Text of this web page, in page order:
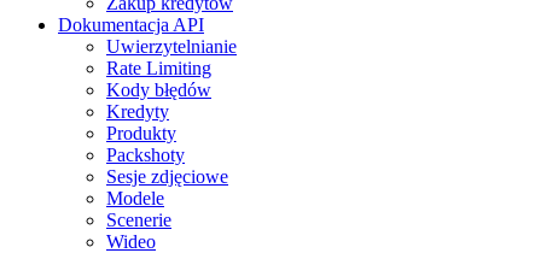
Dokumentacja API
Uwierzytelnianie
Rate Limiting
Kody błędów
Kredyty
Produkty
Packshoty
Sesje zdjęciowe
Modele
Scenerie
Wideo